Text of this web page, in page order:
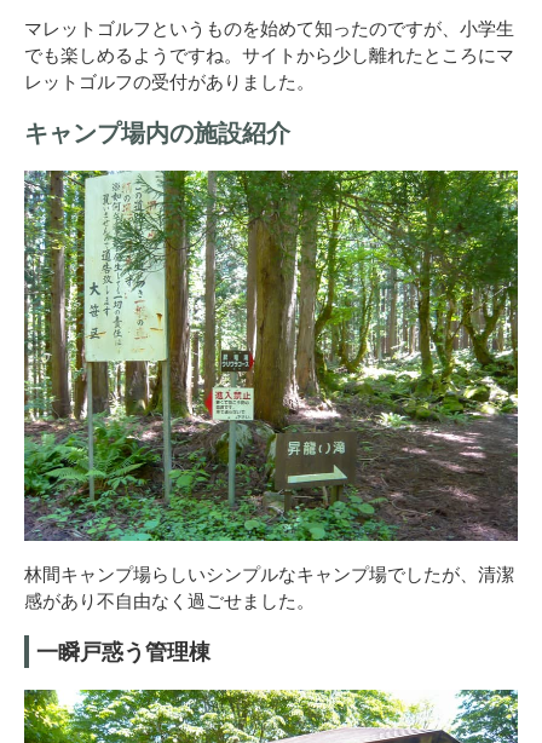
マレットゴルフというものを始めて知ったのですが、小学生
でも楽しめるようですね。サイトから少し離れたところにマ
レットゴルフの受付がありました。
キャンプ場内の施設紹介
林間キャンプ場らしいシンプルなキャンプ場でしたが、清潔
感があり不自由なく過ごせました。
一瞬戸惑う管理棟